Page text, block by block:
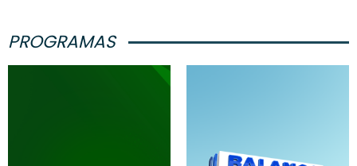
PROGRAMAS